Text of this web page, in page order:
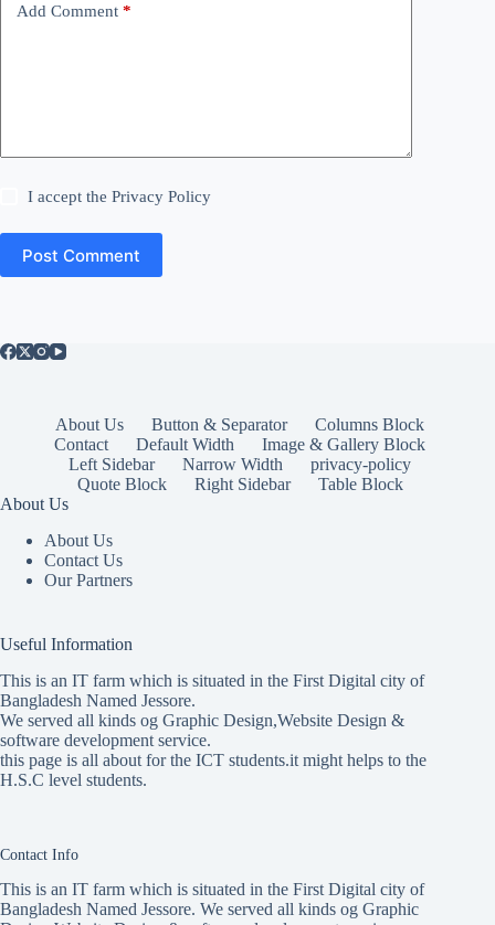
Add Comment *
I accept thePrivacy Policy
Post Comment
About Us Button & Separator
Columns Block
Contact
Default Width
Image & Gallery Block
Left Sidebar
Narrow Width
privacy-policy
Quote Block
Right Sidebar
Table Block
About Us
About Us
Contact Us
Our Partners
Useful Information
This is an IT farm which is situated in the First Digital city of
Bangladesh Named Jessore.
We served all kinds og Graphic Design,Website Design &
software development service.
this page is all about for the ICT students.it might helps to the
H.S.C level students.
Contact Info
This is an IT farm which is situated in the First Digital city of
Bangladesh Named Jessore. We served all kinds og Graphic